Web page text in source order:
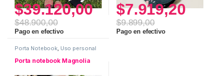
$39.120,00
$48.900,00
Pago en efectivo
$7.919,20
$9.899,00
Pago en efectivo
Porta Notebook, Uso personal
Porta notebook Magnolia